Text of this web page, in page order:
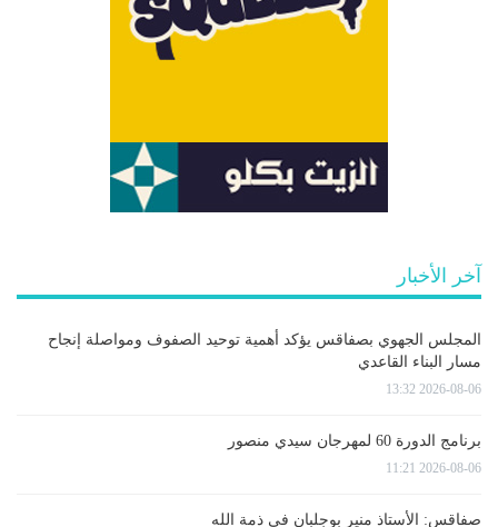
آخر الأخبار
المجلس الجهوي بصفاقس يؤكد أهمية توحيد الصفوف ومواصلة إنجاح
مسار البناء القاعدي
2026-08-06 13:32
برنامج الدورة 60 لمهرجان سيدي منصور
2026-08-06 11:21
صفاقس: الأستاذ منير بوجلبان في ذمة الله